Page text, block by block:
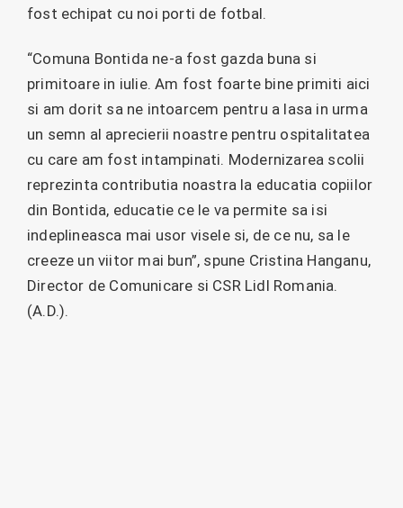
fost echipat cu noi porti de fotbal.
“Comuna Bontida ne-a fost gazda buna si
primitoare in iulie. Am fost foarte bine primiti aici
si am dorit sa ne intoarcem pentru a lasa in urma
un semn al aprecierii noastre pentru ospitalitatea
cu care am fost intampinati. Modernizarea scolii
reprezinta contributia noastra la educatia copiilor
din Bontida, educatie ce le va permite sa isi
indeplineasca mai usor visele si, de ce nu, sa le
creeze un viitor mai bun”, spune Cristina Hanganu,
Director de Comunicare si CSR Lidl Romania.
(A.D.).